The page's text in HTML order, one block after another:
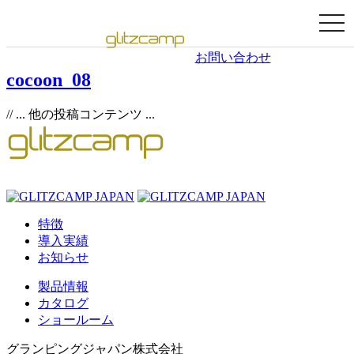
お問い合わせ
cocoon_08
// ... 他の投稿コンテンツ ...
特徴
導入実績
お知らせ
製品情報
カタログ
ショールーム
グランピングジャパン株式会社